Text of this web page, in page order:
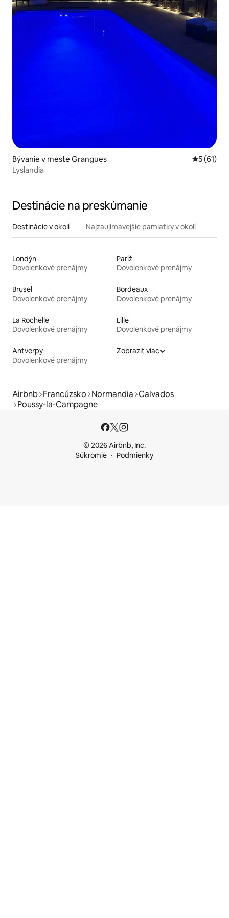
Bývanie v meste Grangues
5 (61)
Lyslandia
Destinácie na preskúmanie
Destinácie v okolí Najzaujímavejšie pamiatky v okolí
Londýn
Dovolenkové prenájmy
Paríž
Dovolenkové prenájmy
Brusel
Dovolenkové prenájmy
Bordeaux
Dovolenkové prenájmy
La Rochelle
Dovolenkové prenájmy
Lille
Dovolenkové prenájmy
Antverpy
Dovolenkové prenájmy
Zobraziť viac
Airbnb Francúzsko Normandia Calvados
Poussy-la-Campagne
© 2026 Airbnb, Inc.
Súkromie
Podmienky